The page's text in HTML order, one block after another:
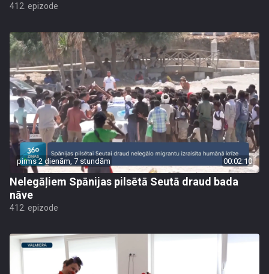
412. epizode
pirms 2 dienām, 7 stundām 00:02:10
Nelegāļiem Spānijas pilsētā Seutā draud bada
nāve
412. epizode